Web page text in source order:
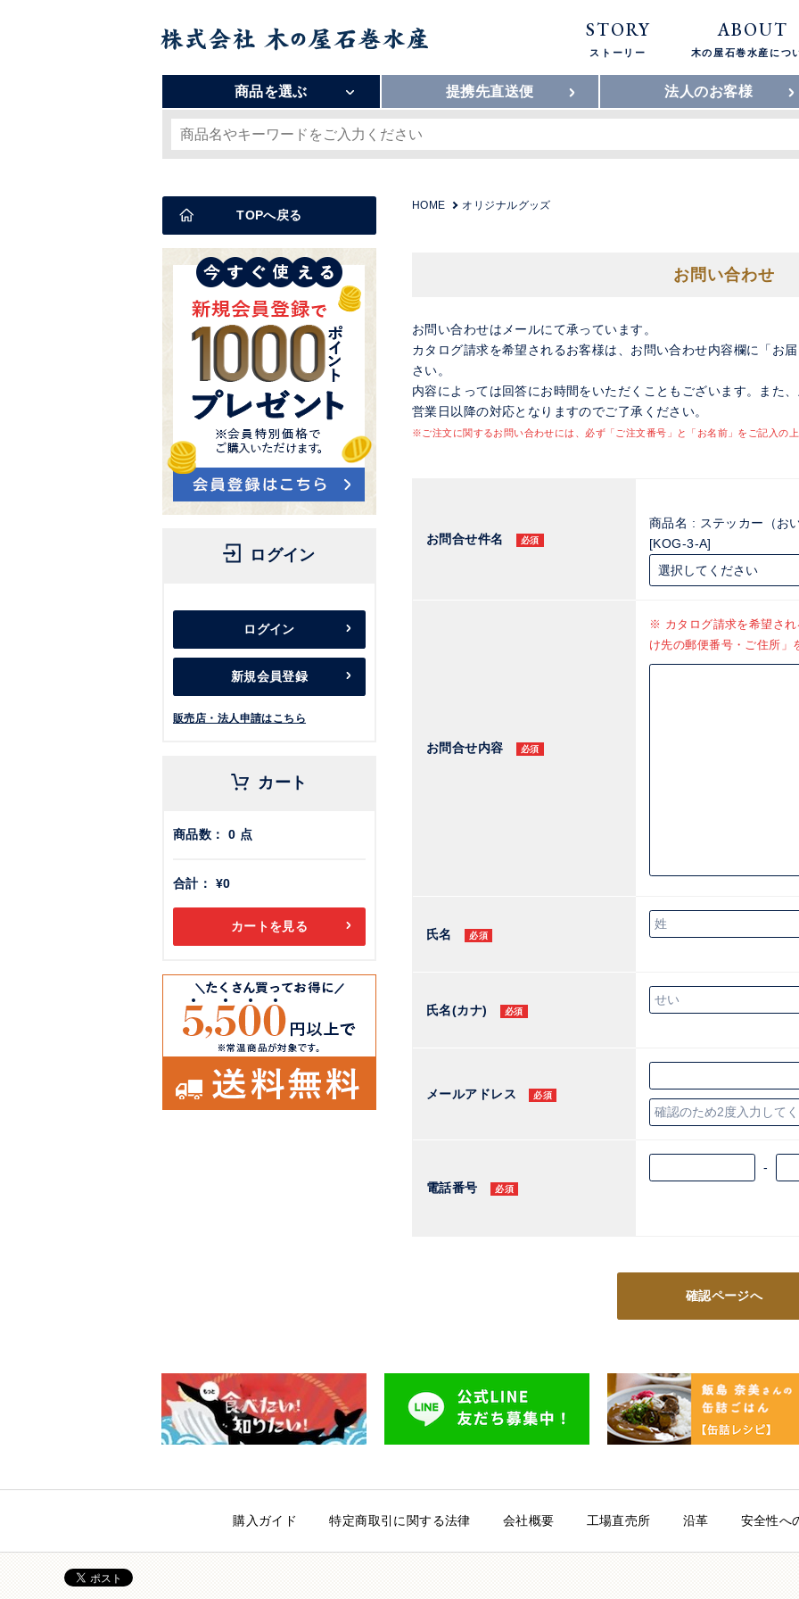
STORY
ストーリー
ABOUT
木の屋石巻水産につ
商品を選ぶ 提携先直送便 法人のお客様
HOME オリジナルグッズ
お問い合わせ
お問い合わせはメールにて承っています。
カタログ請求を希望されるお客様は、お問い合わせ内容欄に「お
さい。
内容によっては回答にお時間をいただくこともございます。また
営業日以降の対応となりますのでご了承ください。
※ご注文に関するお問い合わせには、必ず「ご注文番号」と「お名前」をご記入の
お問合せ件名 必須
商品名 : ステッカー（お
[KOG-3-A]
お問合せ内容 必須
※ カタログ請求を希望さ
け先の郵便番号・ご住所」
氏名 必須
氏名(カナ) 必須
メールアドレス 必須
電話番号 必須
-
確認ページへ
TOPへ戻る
ログイン
ログイン
新規会員登録
販売店・法人申請はこちら
カート
商品数：0 点
合計： ¥0
カートを見る
購入ガイド 特定商取引に関する法律 会社概要 工場直売所 沿革 安全性へ